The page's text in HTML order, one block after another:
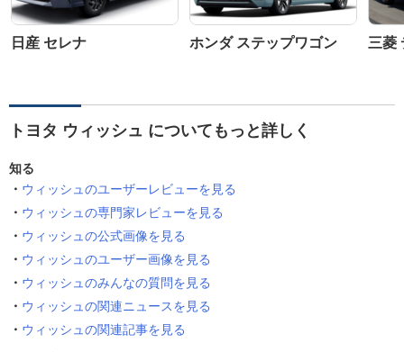
日産 セレナ ホンダ ステップワゴン 三菱
トヨタ ウィッシュ についてもっと詳しく
知る
ウィッシュのユーザーレビューを見る
ウィッシュの専門家レビューを見る
ウィッシュの公式画像を見る
ウィッシュのユーザー画像を見る
ウィッシュのみんなの質問を見る
ウィッシュの関連ニュースを見る
ウィッシュの関連記事を見る